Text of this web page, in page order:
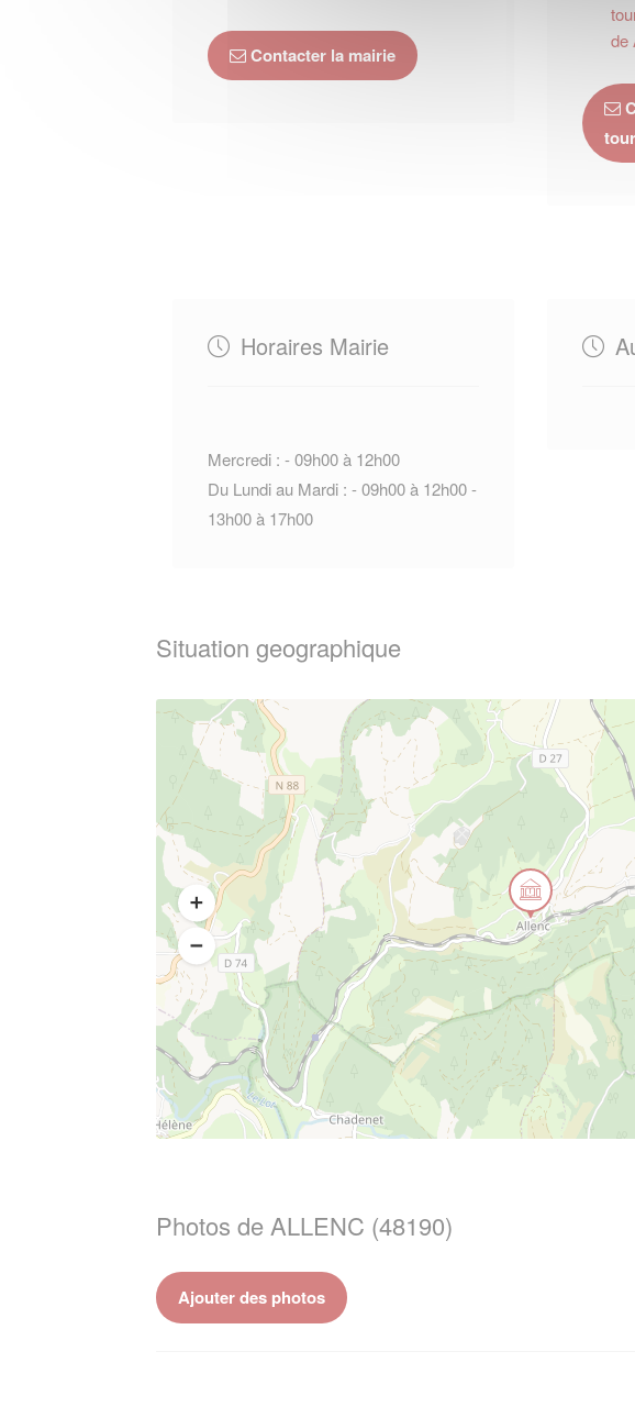
Contacter la mairie
de
Horaires Mairie
Mercredi : - 09h00 à 12h00
Du Lundi au Mardi : - 09h00 à 12h00 -
13h00 à 17h00
Situation geographique
Photos de ALLENC (48190)
Ajouter des photos